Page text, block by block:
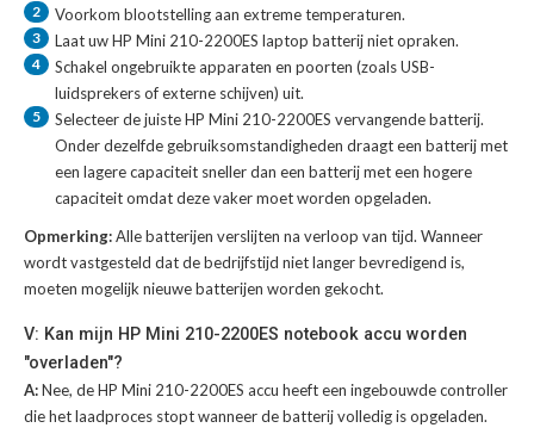
2 Voorkom blootstelling aan extreme temperaturen.
3 Laat uwHP Mini 210-2200ES laptop batterijniet opraken.
4
Schakel ongebruikte apparaten en poorten (zoals USB-
luidsprekers of externe schijven) uit.
5 Selecteer de juisteHP Mini 210-2200ES vervangende batterij.
Onder dezelfde gebruiksomstandigheden draagt een batterij met
een lagere capaciteit sneller dan een batterij met een hogere
capaciteit omdat deze vaker moet worden opgeladen.
Opmerking:Alle batterijen verslijten na verloop van tijd. Wanneer
wordt vastgesteld dat de bedrijfstijd niet langer bevredigend is,
moeten mogelijk nieuwe batterijen worden gekocht.
V: Kan mijn HP Mini 210-2200ES notebook accu worden
"overladen"?
A:Nee, de HP Mini 210-2200ES accu heeft een ingebouwde controller
die het laadproces stopt wanneer de batterij volledig is opgeladen.